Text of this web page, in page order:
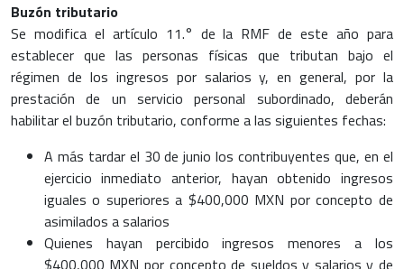
Buzón tributario
Se modifica el artículo 11.° de la RMF de este año para
establecer que las personas físicas que tributan bajo el
régimen de los ingresos por salarios y, en general, por la
prestación de un servicio personal subordinado, deberán
habilitar el buzón tributario, conforme a las siguientes fechas:
A más tardar el 30 de junio los contribuyentes que, en el
ejercicio inmediato anterior, hayan obtenido ingresos
iguales o superiores a $400,000 MXN por concepto de
asimilados a salarios
Quienes hayan percibido ingresos menores a los